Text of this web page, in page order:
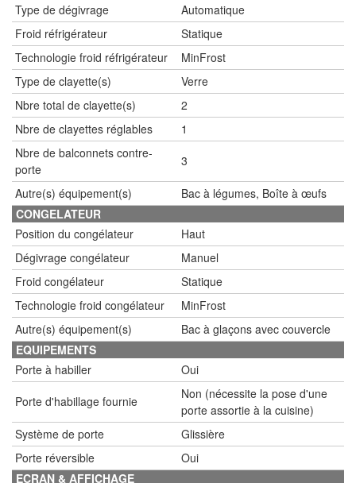
Type de dégivrage
Automatique
Froid réfrigérateur
Statique
Technologie froid réfrigérateur
MinFrost
Type de clayette(s)
Verre
Nbre total de clayette(s)
2
Nbre de clayettes réglables
1
Nbre de balconnets contre-
porte
3
Autre(s) équipement(s)
Bac à légumes, Boîte à œufs
CONGELATEUR
Position du congélateur
Haut
Dégivrage congélateur
Manuel
Froid congélateur
Statique
Technologie froid congélateur
MinFrost
Autre(s) équipement(s)
Bac à glaçons avec couvercle
EQUIPEMENTS
Porte à habiller
Oui
Porte d'habillage fournie
Non (nécessite la pose d'une
porte assortie à la cuisine)
Système de porte
Glissière
Porte réversible
Oui
ECRAN & AFFICHAGE